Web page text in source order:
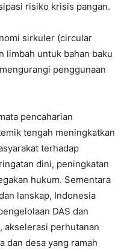
risiko krisis pangan.
sirkuler (circular
limbah untuk bahan baku
penggunaan
pencaharian
tengah meningkatkan
terhadap
dini, peningkatan
hukum. Sementara
lanskap, Indonesia
DAS dan
perhutanan
dan desa yang ramah